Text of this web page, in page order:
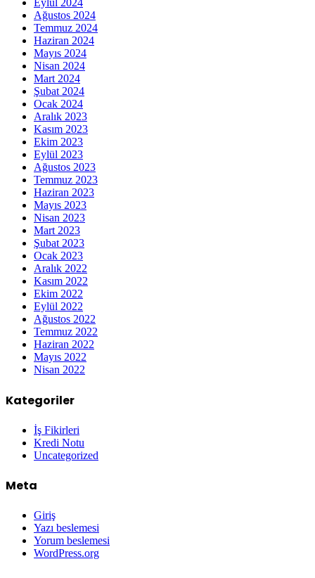
Eylül 2024
Ağustos 2024
Temmuz 2024
Haziran 2024
Mayıs 2024
Nisan 2024
Mart 2024
Şubat 2024
Ocak 2024
Aralık 2023
Kasım 2023
Ekim 2023
Eylül 2023
Ağustos 2023
Temmuz 2023
Haziran 2023
Mayıs 2023
Nisan 2023
Mart 2023
Şubat 2023
Ocak 2023
Aralık 2022
Kasım 2022
Ekim 2022
Eylül 2022
Ağustos 2022
Temmuz 2022
Haziran 2022
Mayıs 2022
Nisan 2022
Kategoriler
İş Fikirleri
Kredi Notu
Uncategorized
Meta
Giriş
Yazı beslemesi
Yorum beslemesi
WordPress.org